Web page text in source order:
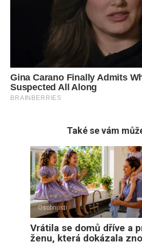
Také se vám
Osobnosti
Vrátila se domů dříve a
ženu, která dokázala